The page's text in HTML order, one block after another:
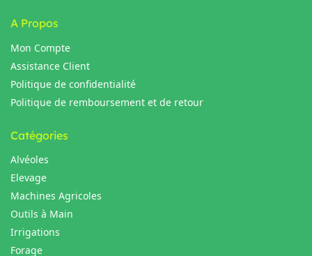
A Propos
Mon Compte
Assistance Client
Politique de confidentialité
Politique de remboursement et de retour
Catégories
Alvéoles
Elevage
Machines Agricoles
Outils à Main
Irrigations
Forage